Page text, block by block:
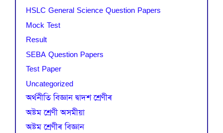
HSLC General Science Question Papers
Mock Test
Result
SEBA Question Papers
Test Paper
Uncategorized
অৰ্থনীতি বিজ্ঞান দ্বাদশ শ্ৰেণীৰ
অষ্টম শ্ৰেণী অসমীয়া
অষ্টম শ্ৰেণীৰ বিজ্ঞান